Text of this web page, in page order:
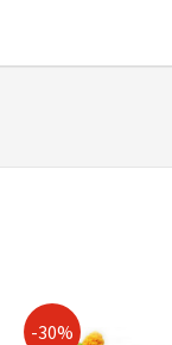
-30%